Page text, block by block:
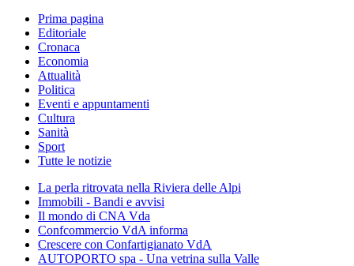
Prima pagina
Editoriale
Cronaca
Economia
Attualità
Politica
Eventi e appuntamenti
Cultura
Sanità
Sport
Tutte le notizie
La perla ritrovata nella Riviera delle Alpi
Immobili - Bandi e avvisi
Il mondo di CNA Vda
Confcommercio VdA informa
Crescere con Confartigianato VdA
AUTOPORTO spa - Una vetrina sulla Valle